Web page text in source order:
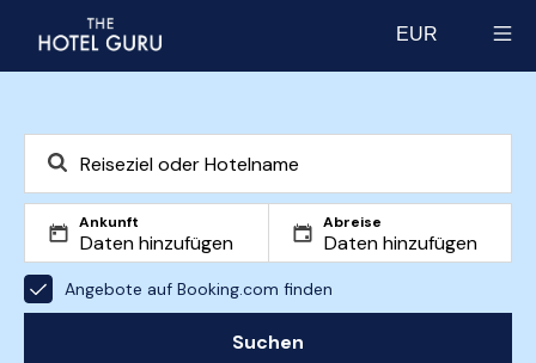
EUR
Ankunft Abreise
Angebote auf Booking.com finden
Suchen